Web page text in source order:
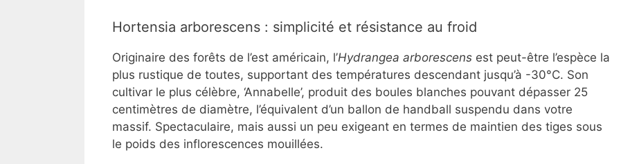
Hortensia arborescens : simplicité et résistance au froid
Originaire des forêts de l’est américain, l’Hydrangea arborescens est peut-être l’espèce la
plus rustique de toutes, supportant des températures descendant jusqu’à -30°C. Son
cultivar le plus célèbre, ‘Annabelle’, produit des boules blanches pouvant dépasser 25
centimètres de diamètre, l’équivalent d’un ballon de handball suspendu dans votre
massif. Spectaculaire, mais aussi un peu exigeant en termes de maintien des tiges sous
le poids des inflorescences mouillées.